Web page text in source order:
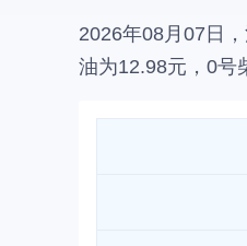
2026年08月07日 ，
油为12.98元，0号